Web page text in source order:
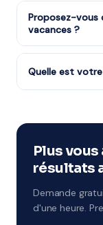
Notre
personne.
Terminale,
Proposez-vous
vacances ?
Oui, notre
pendant
Quelle est
directement
Plus
résultats
Demande
d'une heure.